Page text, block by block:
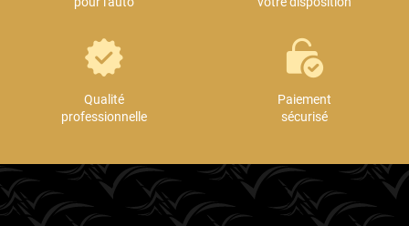
Qualité
professionnelle
Paiement
sécurisé